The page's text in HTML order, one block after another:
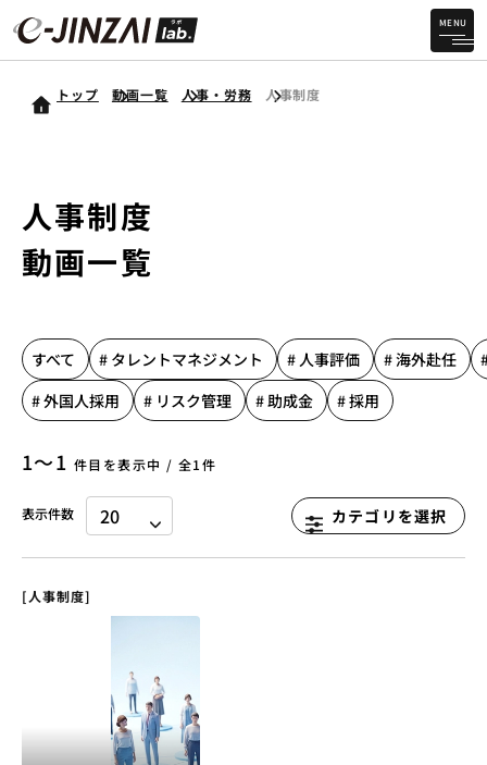
MENU
トップ 動画一覧 人事・労務 人事制度
人事制度
動画一覧
すべて # タレントマネジメント # 人事評価 # 海外赴任
# 外国人採用
# リスク管理 # 助成金 # 採用
1〜1 件目を表示中 / 全1件
表示件数 カテゴリを選択
[人事制度]